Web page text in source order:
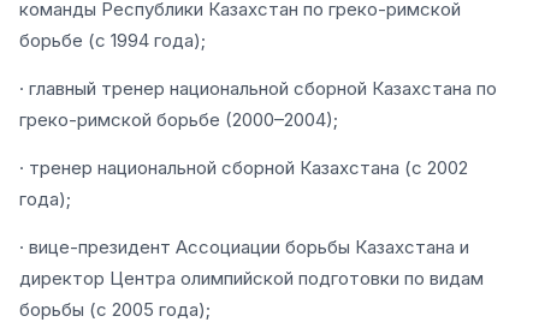
команды Республики Казахстан по греко-римской
борьбе (с 1994 года);
· главный тренер национальной сборной Казахстана по
греко-римской борьбе (2000–2004);
· тренер национальной сборной Казахстана (с 2002
года);
· вице-президент Ассоциации борьбы Казахстана и
директор Центра олимпийской подготовки по видам
борьбы (с 2005 года);